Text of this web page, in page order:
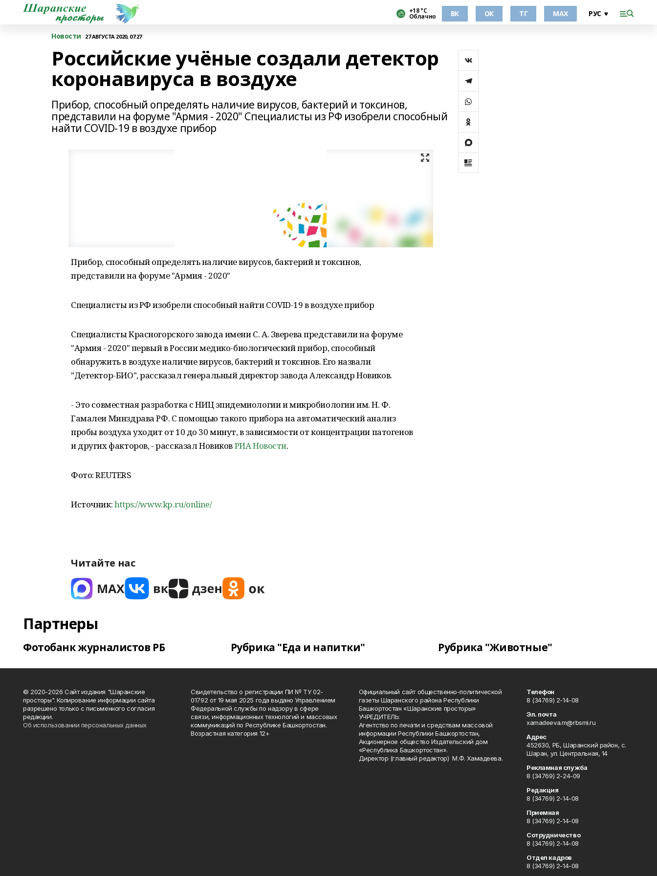
+18 °С
Облачно ВК ОК ТГ МАХ
Новости 27 АВГУСТА 2020, 07:27
Российские учёные создали детектор
коронавируса в воздухе
Прибор, способный определять наличие вирусов, бактерий и токсинов,
представили на форуме "Армия - 2020" Специалисты из РФ изобрели способный
найти COVID-19 в воздухе прибор
Прибор, способный определять наличие вирусов, бактерий и токсинов,
представили на форуме "Армия - 2020"
Специалисты из РФ изобрели способный найти COVID-19 в воздухе прибор
Специалисты Красногорского завода имени С. А. Зверева представили на форуме
"Армия - 2020" первый в России медико-биологический прибор, способный
обнаружить в воздухе наличие вирусов, бактерий и токсинов. Его назвали
"Детектор-БИО", рассказал генеральный директор завода Александр Новиков.
- Это совместная разработка с НИЦ эпидемиологии и микробиологии им. Н. Ф.
Гамалеи Минздрава РФ. С помощью такого прибора на автоматический анализ
пробы воздуха уходит от 10 до 30 минут, в зависимости от концентрации патогенов
и других факторов, - рассказал НовиковРИА Новости.
Фото: REUTERS
Источник:https://www.kp.ru/online/
Читайте нас
Партнеры
Фотобанк журналистов РБ Рубрика "Еда и напитки" Рубрика "Животные"
© 2020-2026 Сайт издания "Шаранские
просторы". Копирование информации сайта
разрешено только с письменного согласия
редакции.
Об использовании персональных данных
Свидетельство о регистрации ПИ № ТУ 02-
01792 от 19 мая 2025 года выдано Управлением
Федеральной службы по надзору в сфере
связи, информационных технологий и массовых
коммуникаций по Республике Башкортостан.
Возрастная категория 12+
Официальный сайт общественно-политической
газеты Шаранского района Республики
Башкортостан «Шаранские просторы»
УЧРЕДИТЕЛЬ:
Агентство по печати и средствам массовой
информации Республики Башкортостан,
Акционерное общество Издательский дом
«Республика Башкортостан».
Директор (главный редактор) М.Ф. Хамадеева.
Телефон
8 (34769) 2-14-08
Эл. почта
xamadeeva.m@rbsmi.ru
Адрес
452630, РБ, Шаранский район, с.
Шаран, ул. Центральная, 14
Рекламная служба
8 (34769) 2-24-09
Редакция
8 (34769) 2-14-08
Приемная
8 (34769) 2-14-08
Сотрудничество
8 (34769) 2-14-08
Отдел кадров
8 (34769) 2-14-08